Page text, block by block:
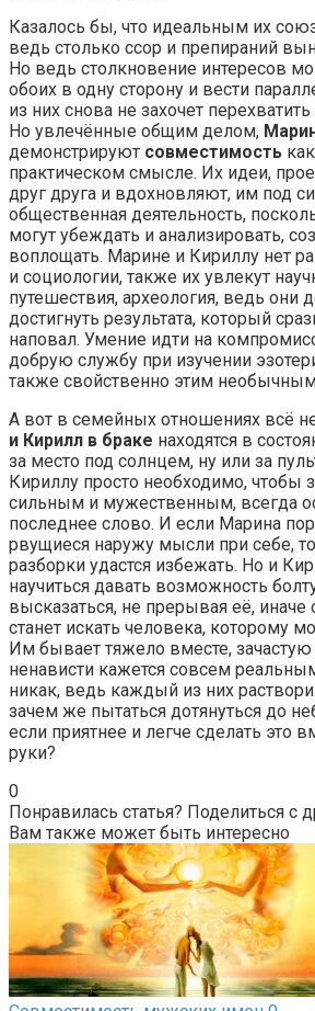
Казалось бы, что идеальным их
ведь столько ссор и препираний
Но ведь столкновение интересов
обоих в одну сторону и вести
из них снова не захочет
Но увлечённые общим делом,
демонстрируют совместимость
практическом смысле. Их идеи,
друг друга и вдохновляют, им под
общественная деятельность,
могут убеждать и анализировать,
воплощать. Марине и Кириллу нет
и социологии, также их увлекут
путешествия, археология, ведь они
достигнуть результата, который
наповал. Умение идти на
добрую службу при изучении
также свойственно этим
А вот в семейных отношениях всё
и Кирилл в браке находятся в
за место под солнцем, ну или за
Кириллу просто необходимо, чтобы
сильным и мужественным, всегда
последнее слово. И если Марина
рвущиеся наружу мысли при себе,
разборки удастся избежать. Но и
научиться давать возможность
высказаться, не прерывая её, иначе
станет искать человека, которому
Им бывает тяжело вместе,
ненависти кажется совсем
никак, ведь каждый из них
зачем же пытаться дотянуться до
если приятнее и легче сделать это
руки?
0
Понравилась статья? Поделиться с
Вам также может быть интересно